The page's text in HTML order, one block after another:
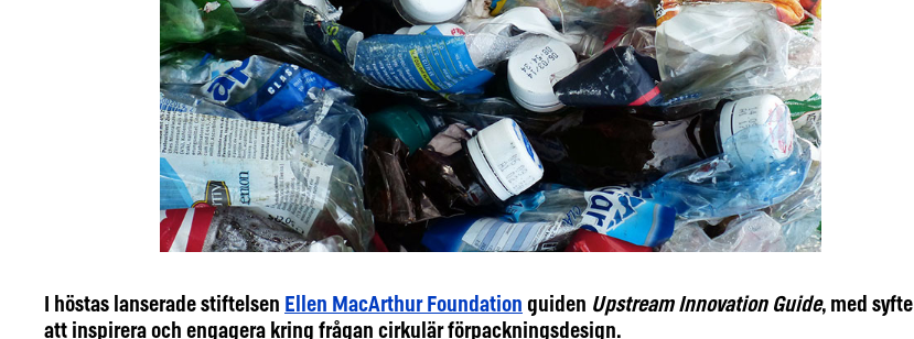
I höstas lanserade stiftelsen Ellen MacArthur Foundation guiden Upstream Innovation Guide, med syfte
att inspirera och engagera kring frågan cirkulär förpackningsdesign.